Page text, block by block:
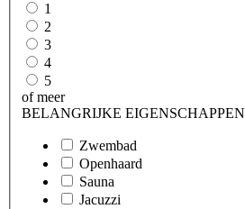
1
2
3
4
5
of meer
BELANGRIJKE EIGENSCHAPPEN
Zwembad
Openhaard
Sauna
Jacuzzi